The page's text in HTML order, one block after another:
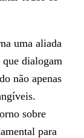
uma aliada
dialogam
não apenas
sobre
para